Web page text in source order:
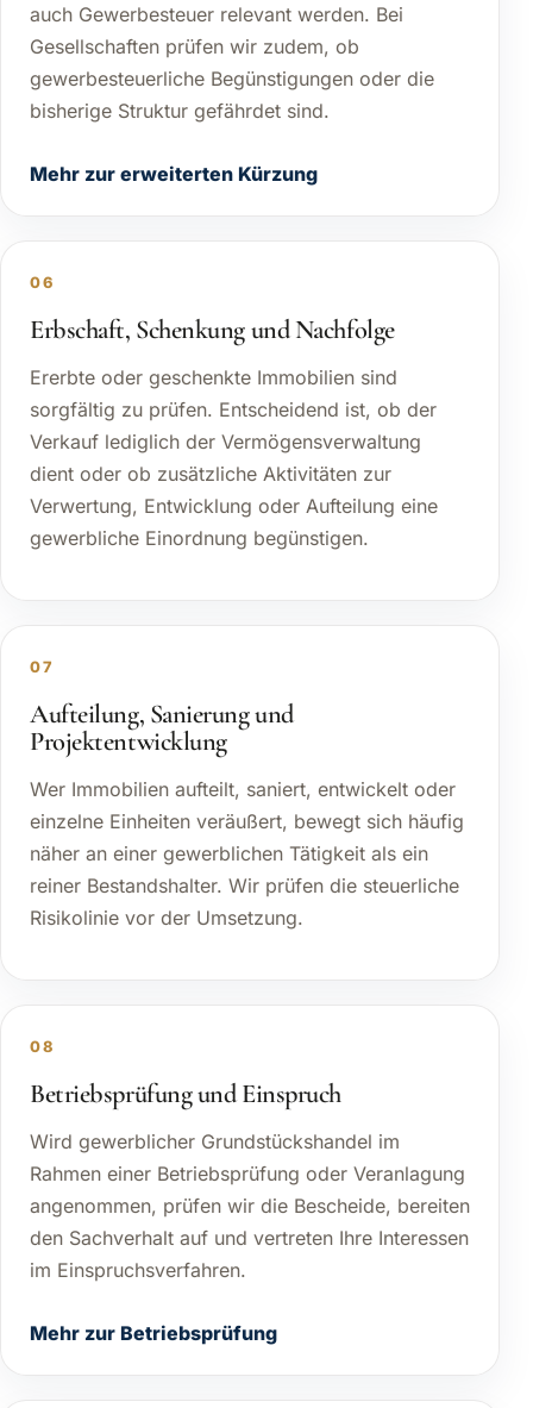
auch Gewerbesteuer relevant werden. Bei
Gesellschaften prüfen wir zudem, ob
gewerbesteuerliche Begünstigungen oder die
bisherige Struktur gefährdet sind.
Mehr zur erweiterten Kürzung
06
Erbschaft, Schenkung und Nachfolge
Ererbte oder geschenkte Immobilien sind
sorgfältig zu prüfen. Entscheidend ist, ob der
Verkauf lediglich der Vermögensverwaltung
dient oder ob zusätzliche Aktivitäten zur
Verwertung, Entwicklung oder Aufteilung eine
gewerbliche Einordnung begünstigen.
07
Aufteilung, Sanierung und
Projektentwicklung
Wer Immobilien aufteilt, saniert, entwickelt oder
einzelne Einheiten veräußert, bewegt sich häufig
näher an einer gewerblichen Tätigkeit als ein
reiner Bestandshalter. Wir prüfen die steuerliche
Risikolinie vor der Umsetzung.
08
Betriebsprüfung und Einspruch
Wird gewerblicher Grundstückshandel im
Rahmen einer Betriebsprüfung oder Veranlagung
angenommen, prüfen wir die Bescheide, bereiten
den Sachverhalt auf und vertreten Ihre Interessen
im Einspruchsverfahren.
Mehr zur Betriebsprüfung